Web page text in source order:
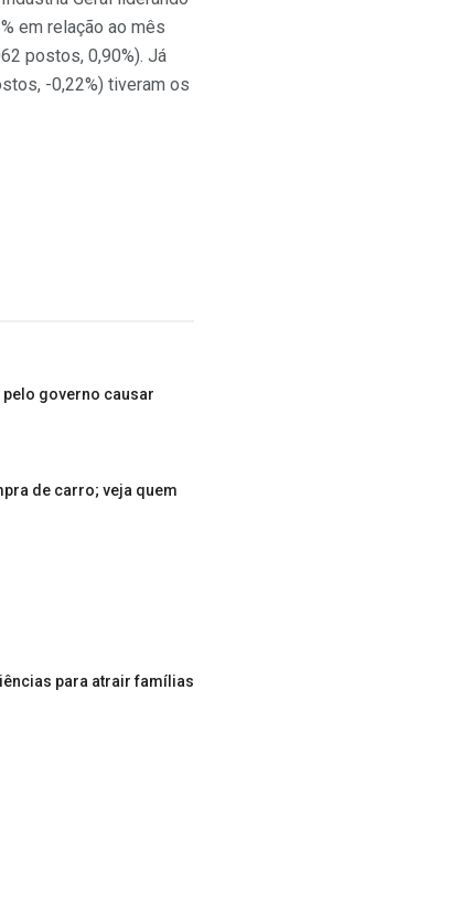
em relação ao mês
postos, 0,90%). Já
-0,22%) tiveram os
governo causar
de carro; veja quem
para atrair famílias